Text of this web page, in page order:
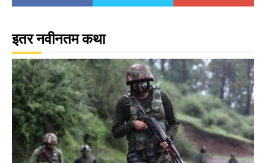
इतर नवीनतम कथा